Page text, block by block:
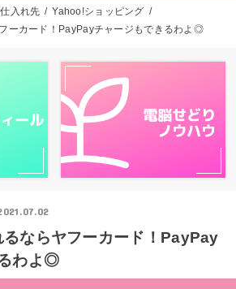
入れ先
Yahoo!ショッピング
ーカード！PayPayチャージもできるわよ◎
ならヤフーカード！PayPay
わよ◎